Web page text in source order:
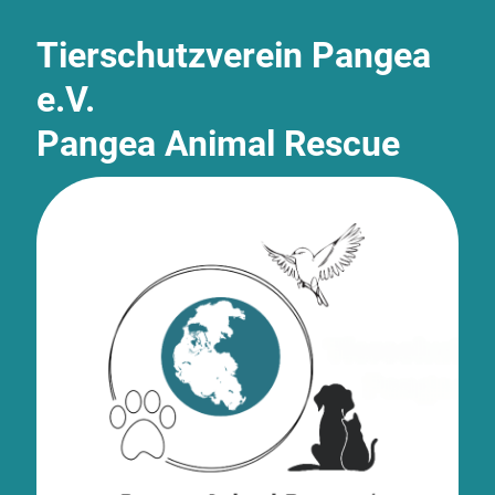
Tierschutzverein Pangea
e.V.
Pangea Animal Rescue